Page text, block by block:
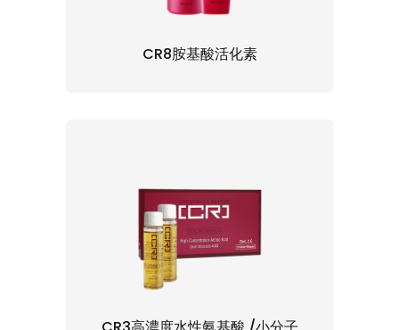
CR8胺基酸活化素